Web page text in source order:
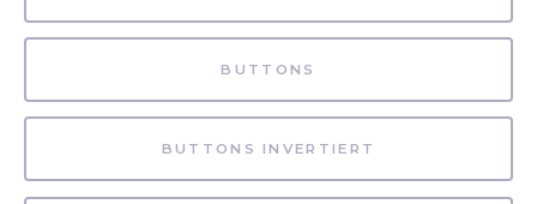
BUTTONS
BUTTONS INVERTIERT